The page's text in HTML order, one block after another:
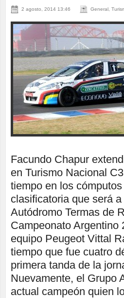
2 agosto, 2014 13:46 General,
Facundo Chapur
en Turismo Nacional
tiempo en los
clasificatoria que será
Autódromo Termas de
Campeonato Argentino
equipo Peugeot Vittal
tiempo que fue cuatro
primera tanda de la
Nuevamente, el Grupo
actual campeón quien